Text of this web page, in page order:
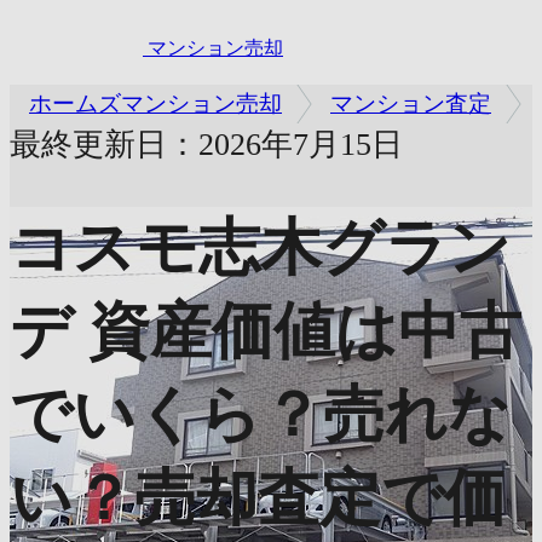
マンション売却
ホームズマンション売却 マンション査定
最終更新日：2026年7月15日
コスモ志木グラン
デ 資産価値は中古
でいくら？売れな
い？売却査定で価